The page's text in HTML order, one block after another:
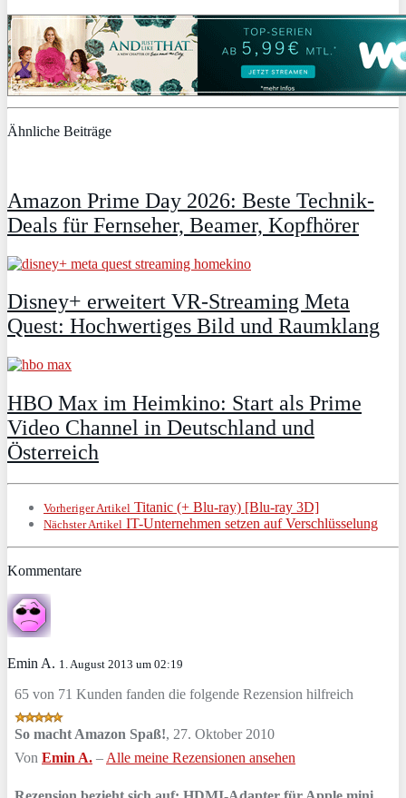
Ähnliche Beiträge
Amazon Prime Day 2026: Beste Technik-
Deals für Fernseher, Beamer, Kopfhörer
Disney+ erweitert VR‑Streaming Meta
Quest: Hochwertiges Bild und Raumklang
HBO Max im Heimkino: Start als Prime
Video Channel in Deutschland und
Österreich
Vorheriger Artikel Titanic (+ Blu-ray) [Blu-ray 3D]
Nächster Artikel IT-Unternehmen setzen auf Verschlüsselung
Kommentare
Emin A. 1. August 2013 um 02:19
65 von 71 Kunden fanden die folgende Rezension hilfreich
So macht Amazon Spaß!, 27. Oktober 2010
Von Emin A. – Alle meine Rezensionen ansehen